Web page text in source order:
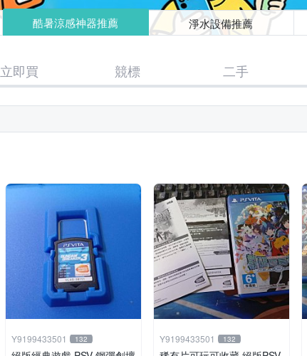
酷暑涼感神器推薦 淨水設備推薦
立即買 競標 二手
Y9199433501 132 Y9199433501 132